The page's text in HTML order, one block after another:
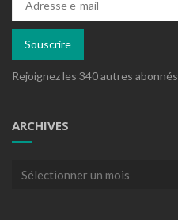
mail
Souscrire
Rejoignez les 340 autres abonnés
ARCHIVES
Archives